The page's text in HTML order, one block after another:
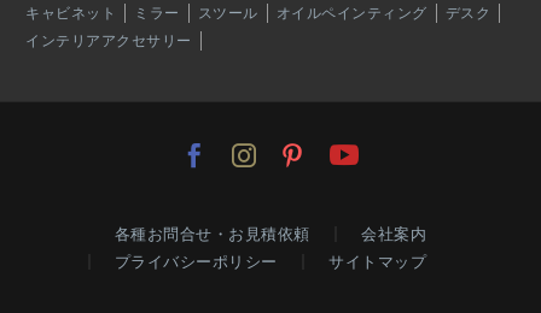
キャビネット
ミラー スツール オイルペインティング
デスク
インテリアアクセサリー
各種お問合せ・お見積依頼
会社案内
プライバシーポリシー
サイトマップ